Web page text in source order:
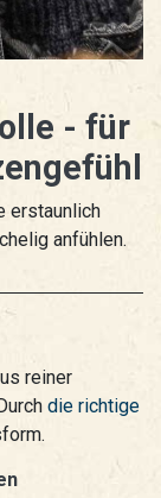
- für
erstaunlich
anfühlen.
reiner
die richtige